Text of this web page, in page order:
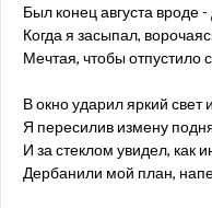
Был конец августа вроде -
Когда я засыпал,
Мечтая, чтобы отпустило
В окно ударил яркий свет
Я пересилив измену
И за стеклом увидел, как
Дербанили мой план,